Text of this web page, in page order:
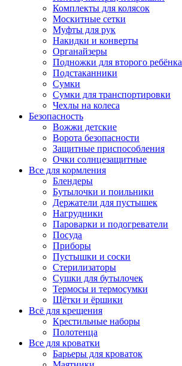
Комплекты для колясок
Москитные сетки
Муфты для рук
Накидки и конверты
Органайзеры
Подножки для второго ребёнка
Подстаканники
Сумки
Сумки для транспортировки
Чехлы на колеса
Безопасность
Вожжи детские
Ворота безопасности
Защитные приспособления
Очки солнцезащитные
Все для кормления
Блендеры
Бутылочки и поильники
Держатели для пустышек
Нагрудники
Пароварки и подогреватели
Посуда
Приборы
Пустышки и соски
Стерилизаторы
Сушки для бутылочек
Термосы и термосумки
Щётки и ёршики
Всё для крещения
Крестильные наборы
Полотенца
Все для кроватки
Барьеры для кроваток